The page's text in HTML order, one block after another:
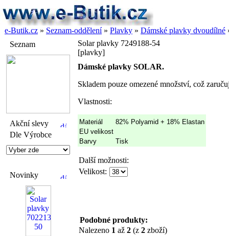
e-Butik.cz » Seznam-oddělení» Plavky » Dámské plavky dvoudílné
Seznam
Akční slevy
Dle Výrobce
Novinky
Solar plavky 7249188-54
[plavky]
Dámské plavky SOLAR.
Skladem pouze omezené množství, což
Vlastnosti:
Materiál
82% Polyamid + 18% Elastan
EU velikost
Barvy
Tisk
Další možnosti:
Velikost:
Podobné produkty:
Nalezeno 1 až 2 (z 2 zboží)